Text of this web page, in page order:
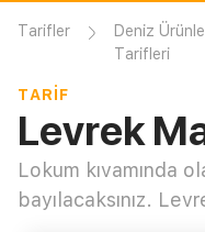
Tarifler
Deniz
Tarifleri
TARIF
Levrek
Lokum kıvamında
bayılacaksınız.